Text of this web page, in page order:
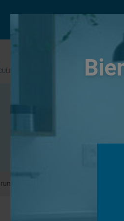
Le forum sera